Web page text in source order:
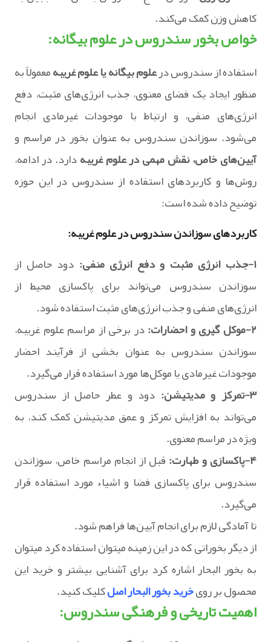
کاهش وزن کمک می‌کند.
خواص بخور سندروس در علوم بیگانه:
استفاده از سندروس درعلوم بیگانه یا علوم غریبهمعمولاً به
منظور ایجاد یک فضای معنوی، جذب انرژی‌های مثبت، دفع
انرژی‌های منفی، و ارتباط با موجودات غیرمادی انجام
می‌شود. سوزاندن سندروس به عنوان بخور در مراسم و
آیین‌های خاص، نقش مهمی در علوم غریبهدارد. در ادامه،
روش‌ها و کاربردهای استفاده از سندروس در این حوزه
توضیح داده شده است:
کاربردهای سوزاندن سندروس در علوم غریبه:
۱-جذب انرژی مثبت و دفع انرژی منفی:
دود حاصل از
سوزاندن سندروس می‌تواند برای پاکسازی محیط از
انرژی‌های منفی و جذب انرژی‌های مثبت استفاده شود.
۲-موکل گیری و احضارات:
در برخی از مراسم علوم غریبه،
سوزاندن سندروس به عنوان بخشی از فرآیند احضار
موجودات غیرمادی یا موکل‌ها مورد استفاده قرار می‌گیرد.
۳-تمرکز و مدیتیشن:
دود و عطر حاصل از سندروس
می‌تواند به افزایش تمرکز و عمق مدیتیشن کمک کند، به
ویژه در مراسم معنوی.
۴-پاکسازی و طهارت:
قبل از انجام مراسم خاص، سوزاندن
سندروس برای پاکسازی فضا و اشیاء مورد استفاده قرار
می‌گیرد.
تا آمادگی لازم برای انجام آیین‌ها فراهم شود.
از دیگر بخوراتی که در این زمینه میتوان استفاده کرد میتوان
به بخور البحار اشاره کرد برای آشنایی بیشتر و خرید این
محصول بر رویخرید بخور البحار اصلکلیک کنید.
اهمیت تاریخی و فرهنگی سندروس: